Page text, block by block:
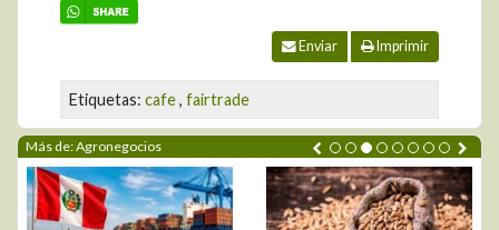
Enviar Imprimir
Etiquetas: cafe, fairtrade
Más de: Agronegocios